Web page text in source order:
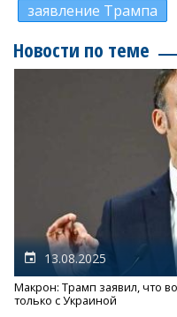
заявление Трампа
Новости по теме
13.08.2025
Макрон: Трамп заявил, что
только с Украиной